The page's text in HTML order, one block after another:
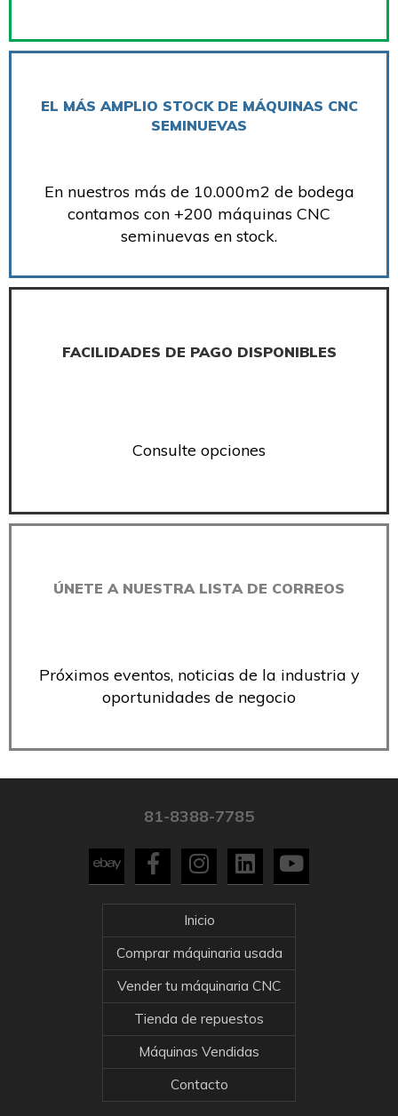
EL MÁS AMPLIO STOCK DE MÁQUINAS CNC
SEMINUEVAS
En nuestros más de 10.000m2 de bodega
contamos con +200 máquinas CNC
seminuevas en stock.
FACILIDADES DE PAGO DISPONIBLES
Consulte opciones
ÚNETE A NUESTRA LISTA DE CORREOS
Próximos eventos, noticias de la industria y
oportunidades de negocio
81-8388-7785
Inicio
Comprar máquinaria usada
Vender tu máquinaria CNC
Tienda de repuestos
Máquinas Vendidas
Contacto